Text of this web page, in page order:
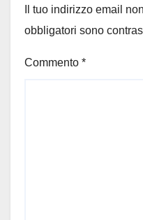
Il tuo indirizzo email
obbligatori sono
Commento *